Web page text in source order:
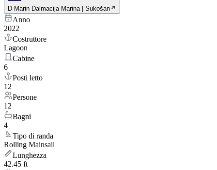
D-Marin Dalmacija Marina | Sukošan
Anno
2022
Costruttore
Lagoon
Cabine
6
Posti letto
12
Persone
12
Bagni
4
Tipo di randa
Rolling Mainsail
Lunghezza
42.45 ft